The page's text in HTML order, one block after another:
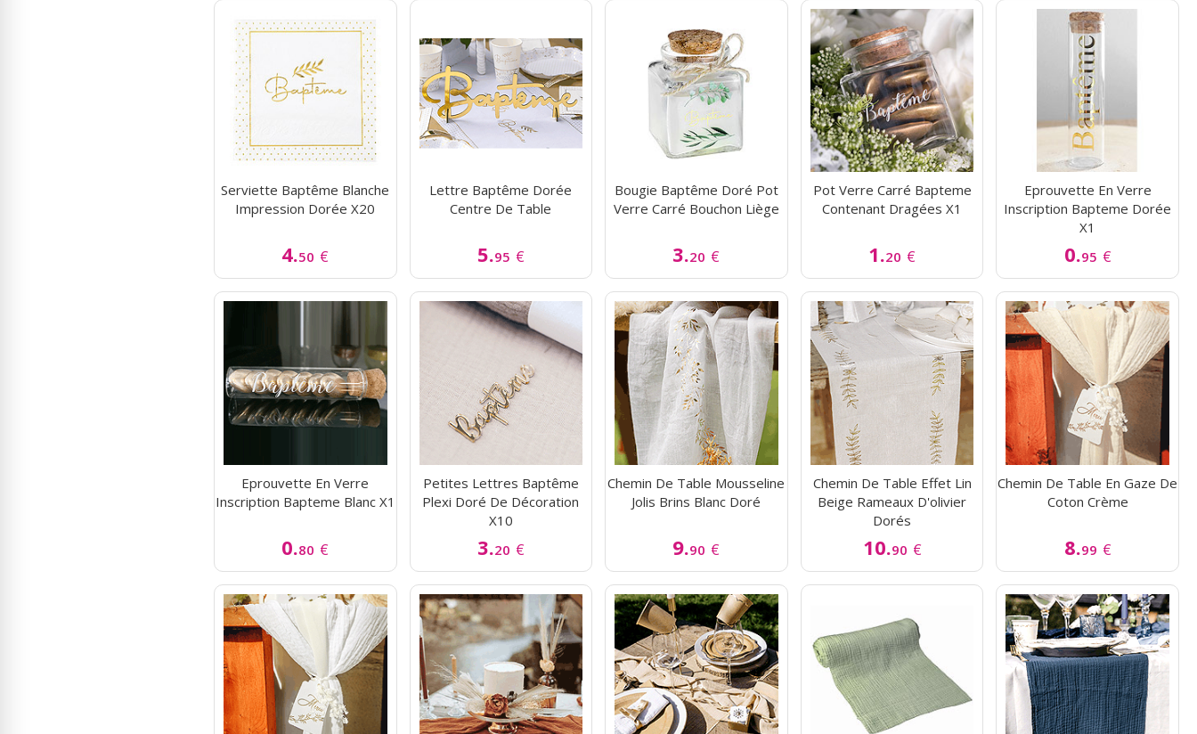
Serviette Baptême Blanche
Impression Dorée X20
4.50 €
Lettre Baptême Dorée
Centre De Table
5.95 €
Bougie Baptême Doré Pot
Verre Carré Bouchon Liège
3.20 €
Pot Verre Carré Bapteme
Contenant Dragées X1
1.20 €
Eprouvette En Verre
Inscription Bapteme Dorée
X1
0.95 €
Eprouvette En Verre
Inscription Bapteme Blanc X1
0.80 €
Petites Lettres Baptême
Plexi Doré De Décoration
X10
3.20 €
Chemin De Table Mousseline
Jolis Brins Blanc Doré
9.90 €
Chemin De Table Effet Lin
Beige Rameaux D'olivier
Dorés
10.90 €
Chemin De Table En Gaze De
Coton Crème
8.99 €